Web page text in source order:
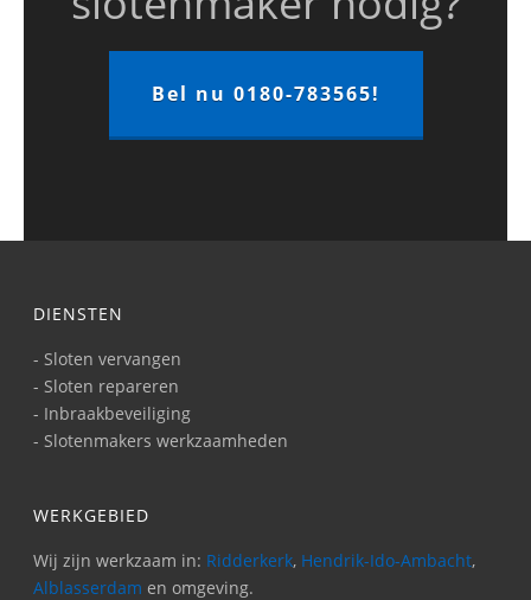
Bel nu 0180-783565!
DIENSTEN
- Sloten vervangen
- Sloten repareren
- Inbraakbeveiliging
- Slotenmakers werkzaamheden
WERKGEBIED
Wij zijn werkzaam in: Ridderkerk, Hendrik-Ido-Ambacht,
Alblasserdam en omgeving.